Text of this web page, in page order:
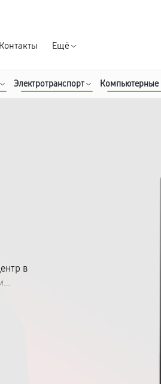
Контакты Ещё
Электротранспорт
в